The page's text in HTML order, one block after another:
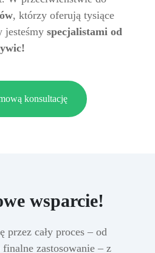
, którzy oferują tysiące
jesteśmy specjalistami od
konsultację
wsparcie!
przez cały proces – od
zastosowanie – z